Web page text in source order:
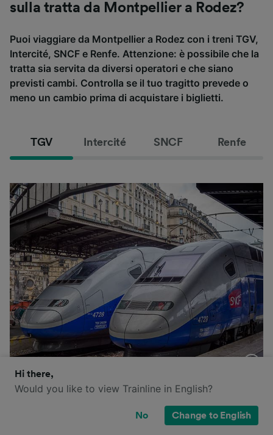
sulla tratta da Montpellier a Rodez?
Puoi viaggiare da Montpellier a Rodez con i treni TGV,
Intercité, SNCF e Renfe. Attenzione: è possibile che la
tratta sia servita da diversi operatori e che siano
previsti cambi. Controlla se il tuo tragitto prevede o
meno un cambio prima di acquistare i biglietti.
TGV Intercité SNCF Renfe
Il TGV è il treno ad alta velocità (320 km/h) più
importante di SNCF e non solo collega le principali
città della Francia, ma consente di raggiungere anche
altre città europee, come Amsterdam, Stoccarda,
Hi there,
Would you like to view Trainline in English?
No Change to English